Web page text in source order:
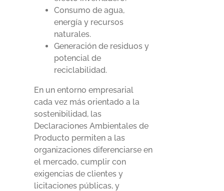
Consumo de agua,
energía y recursos
naturales.
Generación de residuos y
potencial de
reciclabilidad.
En un entorno empresarial
cada vez más orientado a la
sostenibilidad, las
Declaraciones Ambientales de
Producto permiten a las
organizaciones diferenciarse en
el mercado, cumplir con
exigencias de clientes y
licitaciones públicas, y